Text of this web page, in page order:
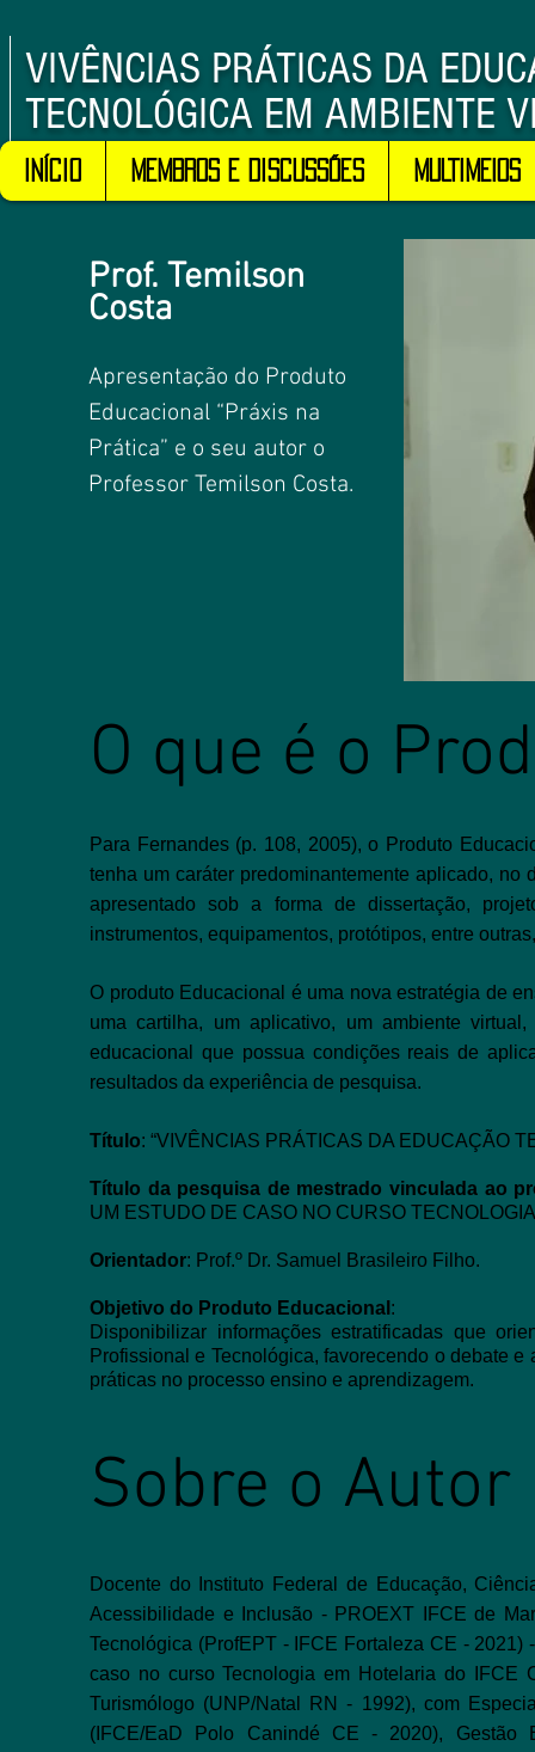
VIVÊNCIAS PRÁTICAS DA
TECNOLÓGICA EM AMBIENTE
Início Membros e Discussões MULTIMEIOS
Prof. Temilson
Costa
Apresentação do Produto
Educacional “Práxis na
Prática” e o seu autor o
Professor Temilson Costa.
O que é o
Para Fernandes (p. 108, 2005), o Produto
tenha um caráter predominantemente aplicado,
apresentado sob a forma de dissertação,
instrumentos, equipamentos, protótipos, entre
O produto Educacional é uma nova estratégia de
uma cartilha, um aplicativo, um ambiente
educacional que possua condições reais de
resultados da experiência de pesquisa.
Título: “VIVÊNCIAS PRÁTICAS DA EDUCAÇÃO
Título da pesquisa de mestrado vinculada ao
UM ESTUDO DE CASO NO CURSO
Orientador: Prof.º Dr. Samuel Brasileiro Filho.
Objetivo do Produto Educacional :
Disponibilizar informações estratificadas que
Profissional e Tecnológica, favorecendo o debate
práticas no processo ensino e aprendizagem.
Sobre o Autor
Docente do Instituto Federal de Educação,
Acessibilidade e Inclusão - PROEXT IFCE de
Tecnológica (ProfEPT - IFCE Fortaleza CE -
caso no curso Tecnologia em Hotelaria do IFCE
Turismólogo (UNP/Natal RN - 1992), com
(IFCE/EaD Polo Canindé CE - 2020), Gestão